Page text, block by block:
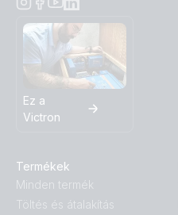
Ez a
Victron
Termékek
Minden termék
Töltés és átalakítás